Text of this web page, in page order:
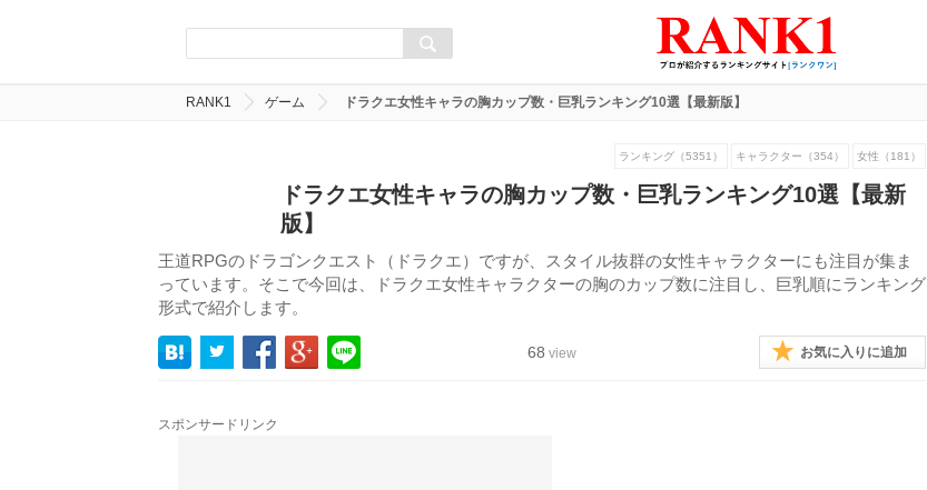
RANK1 ゲーム ドラクエ女性キャラの胸カップ数・巨乳ランキング10選【最新版】
ランキング（5351） キャラクター（354） 女性（181）
ドラクエ女性キャラの胸カップ数・巨乳ランキング10選【最新
版】
王道RPGのドラゴンクエスト（ドラクエ）ですが、スタイル抜群の女性キャラクターにも注目が集ま
っています。そこで今回は、ドラクエ女性キャラクターの胸のカップ数に注目し、巨乳順にランキング
形式で紹介します。
68 view お気に入りに追加
スポンサードリンク